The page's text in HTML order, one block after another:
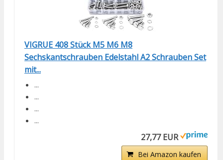
VIGRUE 408 Stück M5 M6 M8
Sechskantschrauben Edelstahl A2 Schrauben Set
mit...
...
...
...
...
27,77 EUR
Bei Amazon kaufen